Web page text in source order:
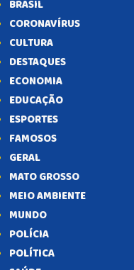
BRASIL
CORONAVÍRUS
CULTURA
DESTAQUES
ECONOMIA
EDUCAÇÃO
ESPORTES
FAMOSOS
GERAL
MATO GROSSO
MEIO AMBIENTE
MUNDO
POLÍCIA
POLÍTICA